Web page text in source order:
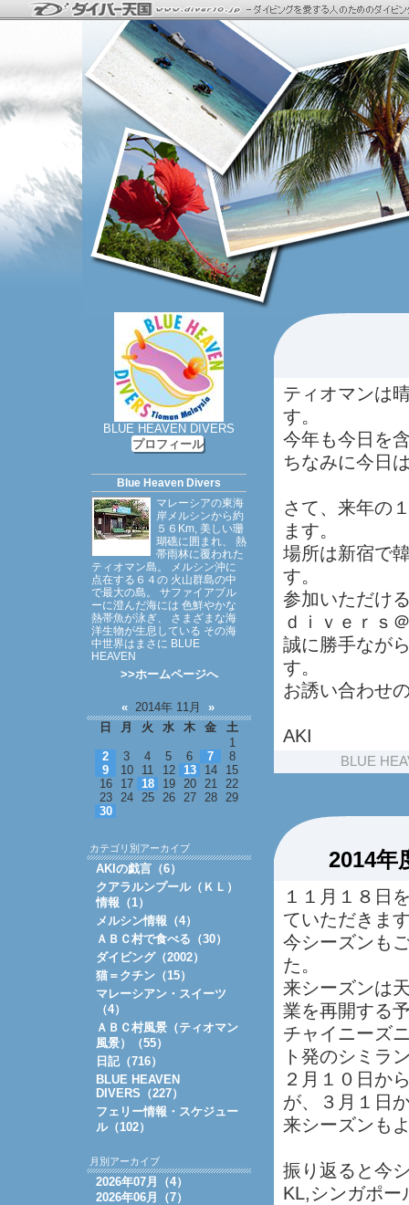
ティオマンは
す。
今年も今日を
ちなみに今日
さて、来年の
ます。
場所は新宿で
す。
参加いただけ
ｄｉｖｅｒｓ
誠に勝手なが
す。
お誘い合わせ
AKI
BLUE
2014年
１１月１８日
ていただきま
今シーズンも
た。
来シーズンは
業を再開する
チャイニーズ
ト発のシミラ
２月１０日か
が、３月１日
来シーズンも
振り返ると今
KL,シンガポー
BLUE HEAVEN DIVERS
プロフィール
Blue Heaven Divers
マレーシアの東海
岸メルシンから約
５６Km, 美しい珊
瑚礁に囲まれ、 熱
帯雨林に覆われた
ティオマン島。 メルシン沖に
点在する６４の 火山群島の中
で最大の島。 サファイアブル
ーに澄んだ海には 色鮮やかな
熱帯魚が泳ぎ、 さまざまな海
洋生物が生息している その海
中世界はまさに BLUE
HEAVEN
>>ホームページへ
« 2014年 11月 »
日
月 火 水 木 金
土
1
2
3 4 5 6 7
8
9
10 11 12 13 14
15
16
17 18 19 20 21
22
23
24 25 26 27 28
29
30
カテゴリ別アーカイブ
AKIの戯言（6）
クアラルンプール（ＫＬ）
情報（1）
メルシン情報（4）
ＡＢＣ村で食べる（30）
ダイビング（2002）
猫＝クチン（15）
マレーシアン・スイーツ
（4）
ＡＢＣ村風景（ティオマン
風景）（55）
日記（716）
BLUE HEAVEN
DIVERS（227）
フェリー情報・スケジュー
ル（102）
月別アーカイブ
2026年07月（4）
2026年06月（7）